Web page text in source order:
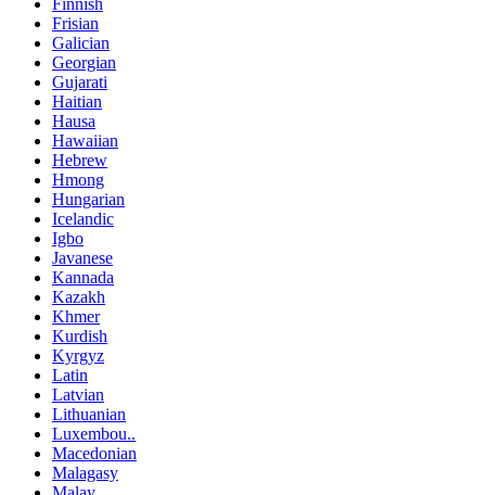
Frisian
Galician
Georgian
Gujarati
Haitian
Hausa
Hawaiian
Hebrew
Hmong
Hungarian
Icelandic
Igbo
Javanese
Kannada
Kazakh
Khmer
Kurdish
Kyrgyz
Latin
Latvian
Lithuanian
Luxembou..
Macedonian
Malagasy